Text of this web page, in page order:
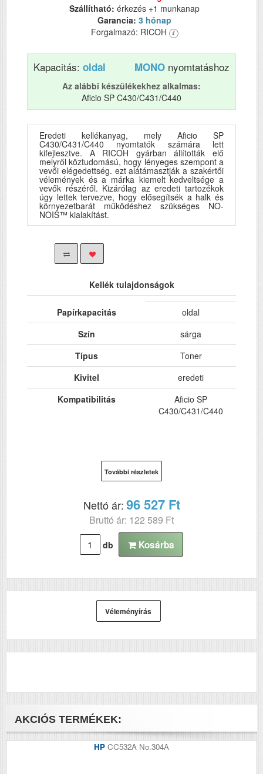
Szállítható: érkezés +1 munkanap
Garancia: 3 hónap
Forgalmazó: RICOH
Kapacitás: oldal MONO nyomtatáshoz
Az alábbi készülékekhez alkalmas:
Aficio SP C430/C431/C440
Eredeti kellékanyag, mely Aficio SP
C430/C431/C440 nyomtatók számára lett
kifejlesztve. A RICOH gyárban állították elő
melyről köztudomású, hogy lényeges szempont a
vevői elégedettség. ezt alátámasztják a szakértői
vélemények és a márka kiemelt kedveltsége a
vevők részéről. Kizárólag az eredeti tartozékok
úgy lettek tervezve, hogy elősegítsék a halk és
környezetbarát működéshez szükséges NO-
NOIS™ kialakítást.
Kellék tulajdonságok
Papírkapacitás
oldal
Szín
sárga
Típus
Toner
Kivitel
eredeti
Kompatibilitás
Aficio SP
C430/C431/C440
További részletek
Nettó ár:96 527 Ft
Bruttó ár: 122 589 Ft
db Kosárba
Véleményírás
AKCIÓS TERMÉKEK:
HP CC532A No.304A